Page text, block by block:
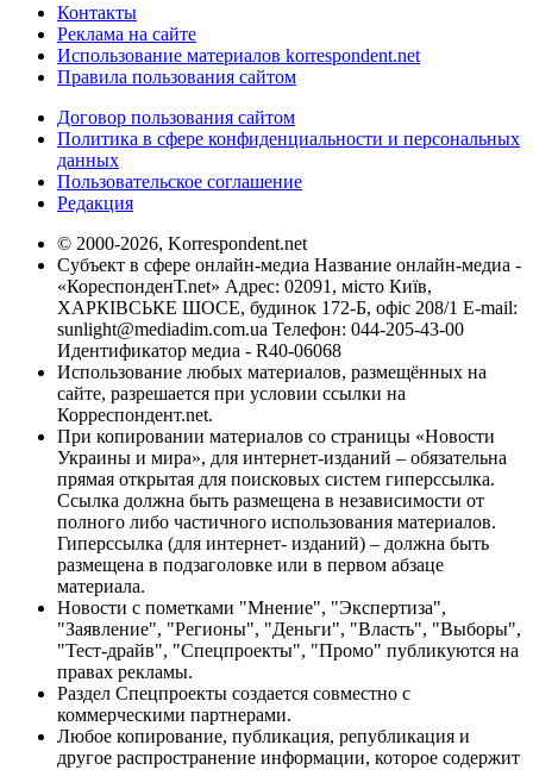
Контакты
Реклама на сайте
Использование материалов korrespondent.net
Правила пользования сайтом
Договор пользования сайтом
Политика в сфере конфиденциальности и персональных
данных
Пользовательское соглашение
Редакция
© 2000-2026, Korrespondent.net
Субъект в сфере онлайн-медиа Название онлайн-медиа -
«КореспонденТ.net» Адрес: 02091, місто Київ,
ХАРКІВСЬКЕ ШОСЕ, будинок 172-Б, офіс 208/1 E-mail:
sunlight@mediadim.com.ua Телефон: 044-205-43-00
Идентификатор медиа - R40-06068
Использование любых материалов, размещённых на
сайте, разрешается при условии ссылки на
Корреспондент.net.
При копировании материалов со страницы «Новости
Украины и мира», для интернет-изданий – обязательна
прямая открытая для поисковых систем гиперссылка.
Ссылка должна быть размещена в независимости от
полного либо частичного использования материалов.
Гиперссылка (для интернет- изданий) – должна быть
размещена в подзаголовке или в первом абзаце
материала.
Новости с пометками "Мнение", "Экспертиза",
"Заявление", "Регионы", "Деньги", "Власть", "Выборы",
"Тест-драйв", "Спецпроекты", "Промо" публикуются на
правах рекламы.
Раздел Спецпроекты создается совместно с
коммерческими партнерами.
Любое копирование, публикация, републикация и
другое распространение информации, которое содержит